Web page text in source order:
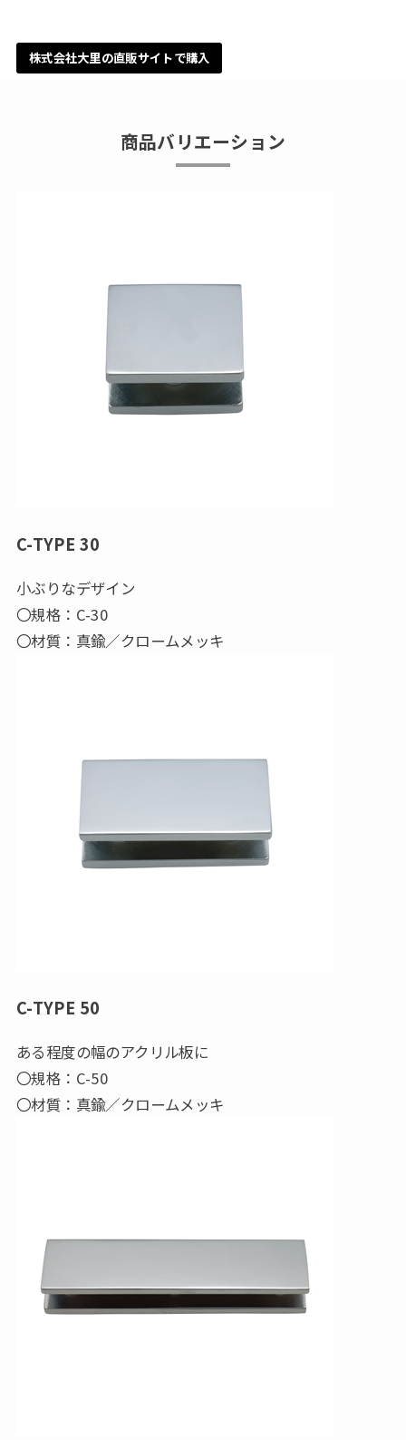
株式会社大里の直販サイトで購入
商品バリエーション
C-TYPE 30
小ぶりなデザイン
〇規格：C-30
〇材質：真鍮／クロームメッキ
C-TYPE 50
ある程度の幅のアクリル板に
〇規格：C-50
〇材質：真鍮／クロームメッキ